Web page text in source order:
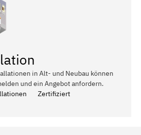
in Alt- und Neubau können
und ein Angebot anfordern.
Zertifiziert